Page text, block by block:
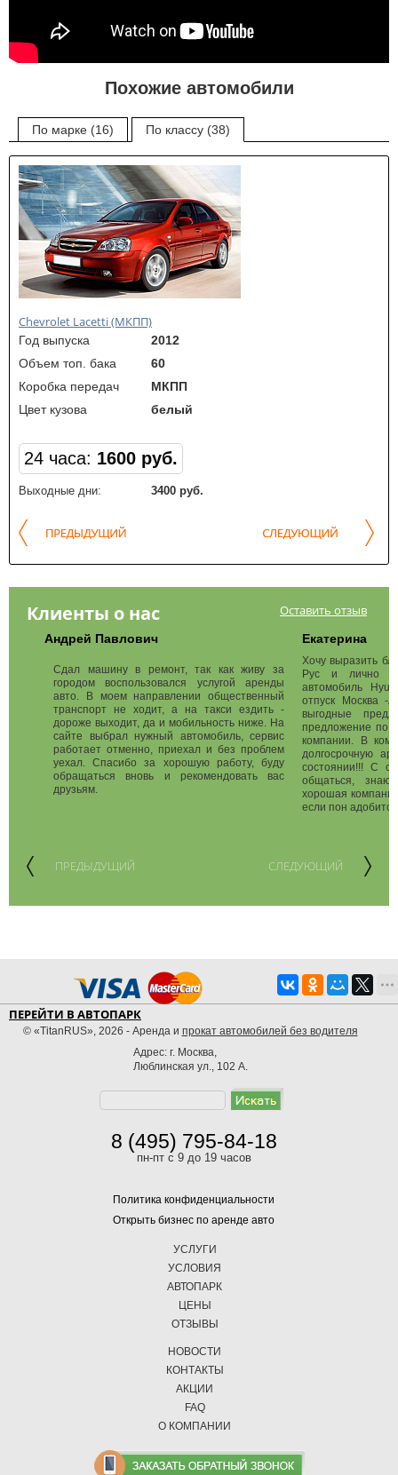
Похожие автомобили
По марке (16) По классу (38)
Chevrolet Lacetti (МКПП)
Год выпуска
2012
Объем топ. бака
60
Коробка передач
МКПП
Цвет кузова
белый
24 часа: 1600 руб.
Выходные дни: 3400 руб.
Оставить отзыв
Клиенты о нас
Андрей Павлович
Сдал машину в ремонт, так как живу за
городом воспользовался услугой аренды
авто. В моем направлении общественный
транспорт не ходит, а на такси ездить -
дороже выходит, да и мобильность ниже. На
сайте выбрал нужный автомобиль, сервис
работает отменно, приехал и без проблем
уехал. Спасибо за хорошую работу, буду
обращаться вновь и рекомендовать вас
друзьям.
Екатерина
Хочу выразить
Рус и лично
автомобиль
отпуск Москва -
выгодные
предложение по
компании. В
долгосрочную
состоянии!!! С
общаться,
хорошая
если пон
ПРЕДЫДУЩИЙ СЛЕДУЮЩИЙ
ПЕРЕЙТИ В АВТОПАРК
© «TitanRUS», 2026 - Аренда и прокат автомобилей без водителя
Адрес: г. Москва,
Люблинская ул., 102 А.
8 (495) 795-84-18
пн-пт с 9 до 19 часов
Политика конфиденциальности
Открыть бизнес по аренде авто
УСЛУГИ
УСЛОВИЯ
АВТОПАРК
ЦЕНЫ
ОТЗЫВЫ
НОВОСТИ
КОНТАКТЫ
АКЦИИ
FAQ
О КОМПАНИИ